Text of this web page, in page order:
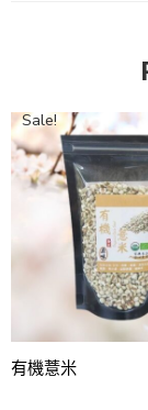
Sale!
有機薏米